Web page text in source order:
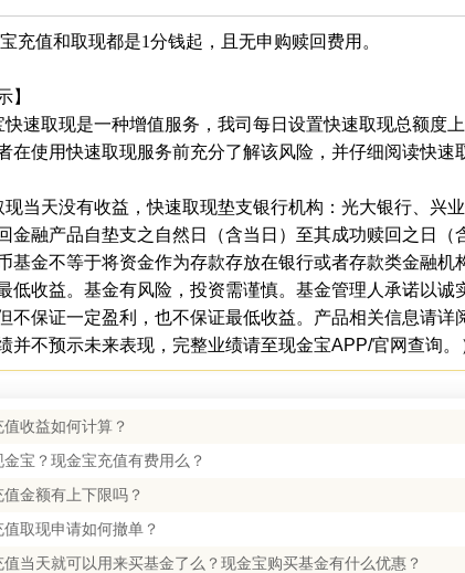
充值和取现都是1分钱起，且无申购赎回费用。
】
快速取现是一种增值服务，我司每日设置快速取现总额度
在使用快速取现服务前充分了解该风险，并仔细阅读快速
现当天没有收益，快速取现垫支银行机构：光大银行、兴
金融产品自垫支之自然日（含当日）至其成功赎回之日（
基金不等于将资金作为存款存放在银行或者存款类金融机
低收益。基金有风险，投资需谨慎。基金管理人承诺以诚
不保证一定盈利，也不保证最低收益。产品相关信息请详
并不预示未来表现，完整业绩请至现金宝APP/官网查询。
收益如何计算？
宝？现金宝充值有费用么？
金额有上下限吗？
取现申请如何撤单？
值当天就可以用来买基金了么？现金宝购买基金有什么优惠？